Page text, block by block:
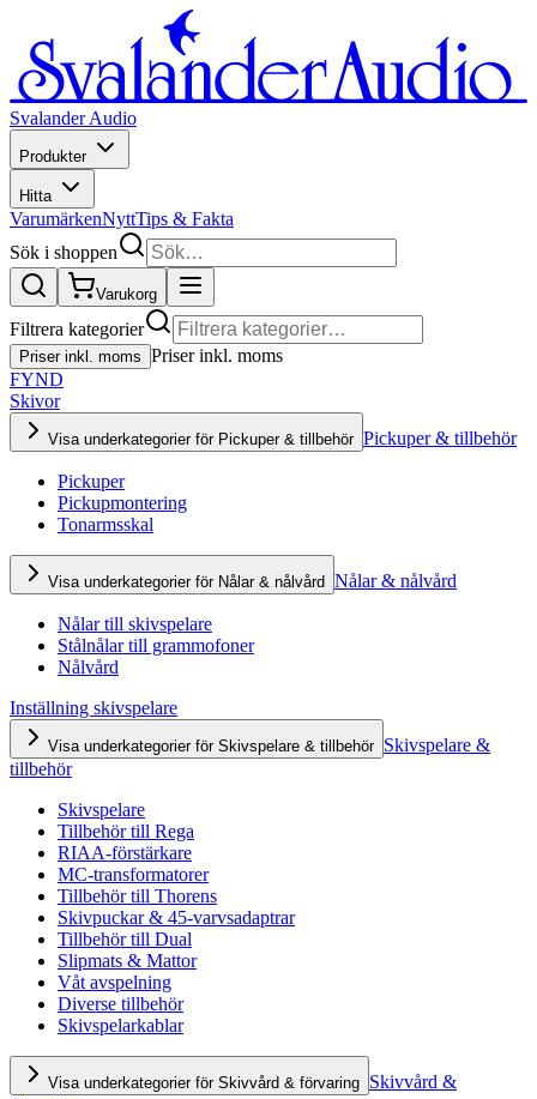
Svalander Audio
Produkter
Hitta
VarumärkenNyttTips & Fakta
Sök i shoppen
Varukorg
Filtrera kategorier
Priser inkl. moms Priser inkl. moms
FYND
Skivor
Visa underkategorier för Pickuper & tillbehör Pickuper & tillbehör
Pickuper
Pickupmontering
Tonarmsskal
Visa underkategorier för Nålar & nålvård Nålar & nålvård
Nålar till skivspelare
Stålnålar till grammofoner
Nålvård
Inställning skivspelare
Visa underkategorier för Skivspelare & tillbehör Skivspelare &
tillbehör
Skivspelare
Tillbehör till Rega
RIAA-förstärkare
MC-transformatorer
Tillbehör till Thorens
Skivpuckar & 45-varvsadaptrar
Tillbehör till Dual
Slipmats & Mattor
Våt avspelning
Diverse tillbehör
Skivspelarkablar
Visa underkategorier för Skivvård & förvaring Skivvård &